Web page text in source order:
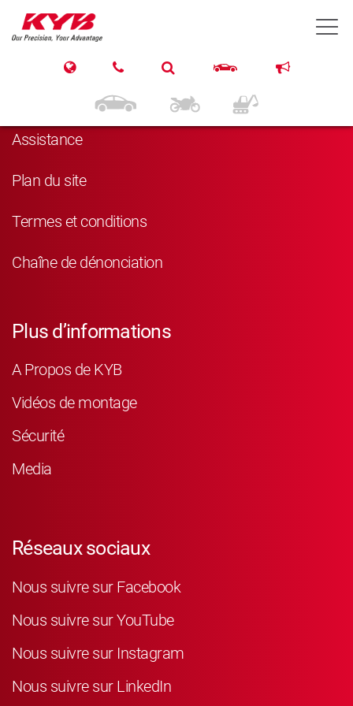
Navigation
Assistance
Plan du site
Termes et conditions
Chaîne de dénonciation
Plus d’informations
A Propos de KYB
Vidéos de montage
Sécurité
Media
Réseaux sociaux
Nous suivre sur Facebook
Nous suivre sur YouTube
Nous suivre sur Instagram
Nous suivre sur LinkedIn